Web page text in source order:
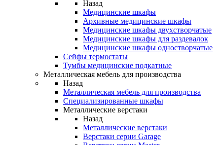
Назад
Медицинские шкафы
Архивные медицинские шкафы
Медицинские шкафы двухстворчатые
Медицинские шкафы для раздевалок
Медицинские шкафы одностворчатые
Сейфы термостаты
Тумбы медицинские подкатные
Металлическая мебель для производства
Назад
Металлическая мебель для производства
Cпециализированные шкафы
Металлические верстаки
Назад
Металлические верстаки
Верстаки серии Garage